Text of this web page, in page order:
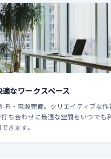
適なワークスペース
Fi・電源完備。クリエイティブな作
打ち合わせに最適な空間をいつでも利
できます。